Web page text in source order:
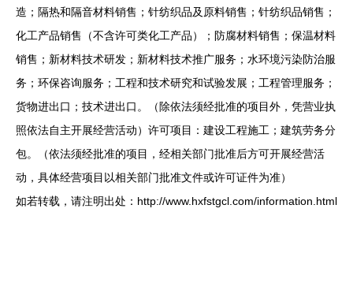
造；隔热和隔音材料销售；针纺织品及原料销售；针纺织品销售；
化工产品销售（不含许可类化工产品）；防腐材料销售；保温材料
销售；新材料技术研发；新材料技术推广服务；水环境污染防治服
务；环保咨询服务；工程和技术研究和试验发展；工程管理服务；
货物进出口；技术进出口。（除依法须经批准的项目外，凭营业执
照依法自主开展经营活动）许可项目：建设工程施工；建筑劳务分
包。（依法须经批准的项目，经相关部门批准后方可开展经营活
动，具体经营项目以相关部门批准文件或许可证件为准）
如若转载，请注明出处：http://www.hxfstgcl.com/information.html